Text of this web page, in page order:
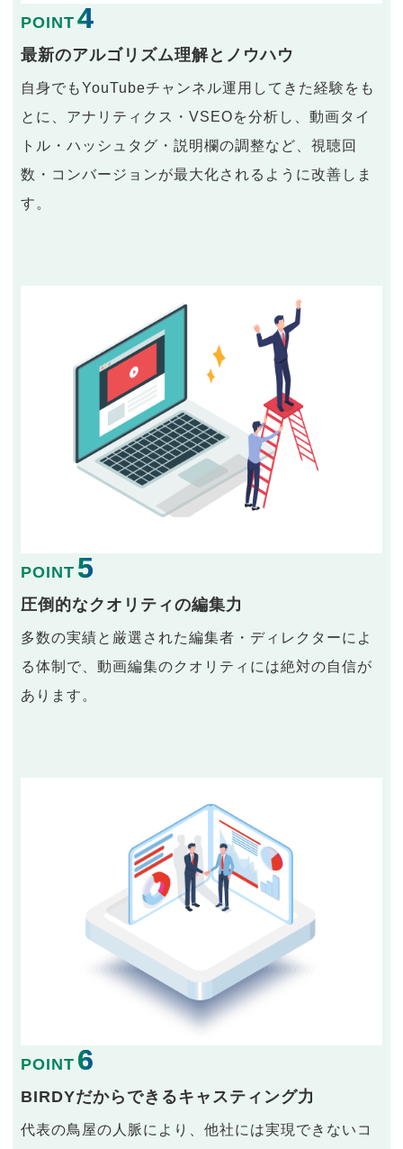
POINT 4
最新のアルゴリズム理解とノウハウ
自身でもYouTubeチャンネル運用してきた経験をも
とに、アナリティクス・VSEOを分析し、動画タイ
トル・ハッシュタグ・説明欄の調整など、視聴回
数・コンバージョンが最大化されるように改善しま
す。
POINT 5
圧倒的なクオリティの編集力
多数の実績と厳選された編集者・ディレクターによ
る体制で、動画編集のクオリティには絶対の自信が
あります。
POINT 6
BIRDYだからできるキャスティング力
代表の鳥屋の人脈により、他社には実現できないコ